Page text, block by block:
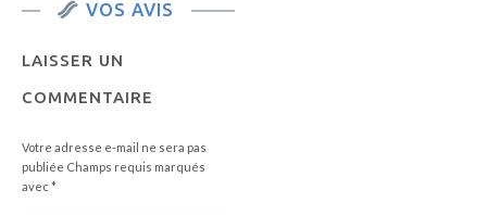
VOS AVIS
LAISSER UN
COMMENTAIRE
Votre adresse e-mail ne sera pas
publiée Champs requis marqués
avec *